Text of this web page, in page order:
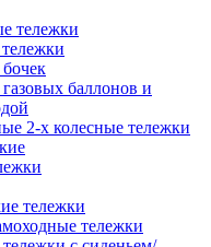
тележки
баллонов и
2-х колесные тележки
тележки
тележки